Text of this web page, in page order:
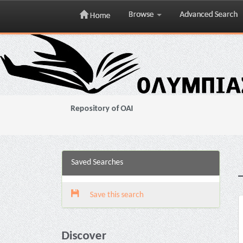
Skip
navigation
Home Browse Advanced Search
Repository of OAI
Saved Searches
Save this search
Discover